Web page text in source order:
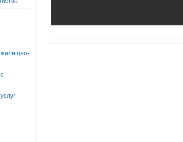
жилищно-